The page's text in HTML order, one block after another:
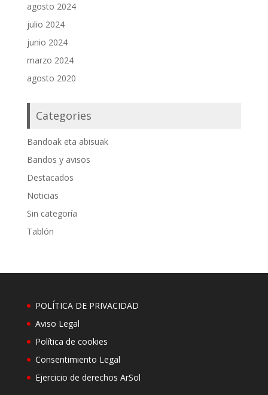
agosto 2024
julio 2024
junio 2024
marzo 2024
agosto 2020
Categories
Bandoak eta abisuak
Bandos y avisos
Destacados
Noticias
Sin categoría
Tablón
POLÍTICA DE PRIVACIDAD
Aviso Legal
Política de cookies
Consentimiento Legal
Ejercicio de derechos ArSol